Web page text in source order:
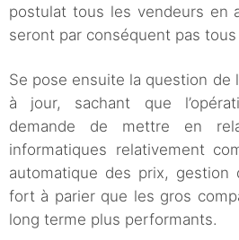
postulat tous les vendeurs en
seront par conséquent pas
Se pose ensuite la question de
à jour, sachant que
demande de mettre en
informatiques relativement
automatique des prix,
fort à parier que les gros
long terme plus performants.